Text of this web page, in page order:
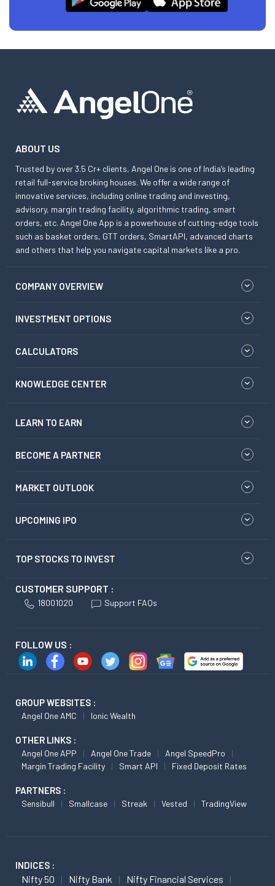
ABOUT US
Trusted by over 3.5 Cr+ clients, Angel One is one of India’s leading
retail full-service broking houses. We offer a wide range of
innovative services, including online trading and investing,
advisory, margin trading facility, algorithmic trading, smart
orders, etc. Angel One App is a powerhouse of cutting-edge tools
such as basket orders, GTT orders, SmartAPI, advanced charts
and others that help you navigate capital markets like a pro.
COMPANY OVERVIEW
INVESTMENT OPTIONS
CALCULATORS
KNOWLEDGE CENTER
LEARN TO EARN
BECOME A PARTNER
MARKET OUTLOOK
UPCOMING IPO
TOP STOCKS TO INVEST
CUSTOMER SUPPORT :
18001020 Support FAQs
FOLLOW US :
GROUP WEBSITES :
Angel One AMC Ionic Wealth
OTHER LINKS :
Angel One APP Angel One Trade
Angel SpeedPro
Margin Trading Facility
Smart API Fixed Deposit Rates
PARTNERS :
Sensibull Smallcase Streak Vested TradingView
INDICES :
Nifty 50 Nifty Bank
Nifty Financial Services